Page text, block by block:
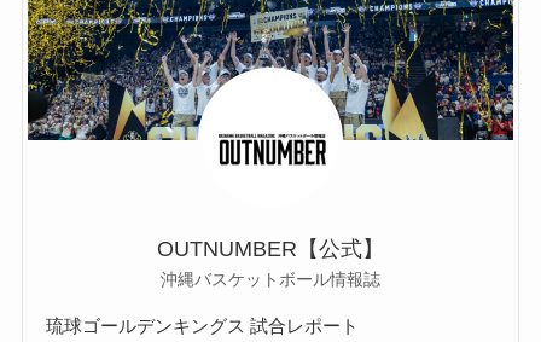
OUTNUMBER【公式】
沖縄バスケットボール情報誌
琉球ゴールデンキングス 試合レポート